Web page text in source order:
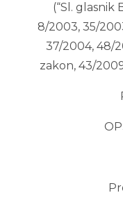
(“Sl. glasnik
8/2003, 35/
37/2004, 48/
zakon, 43/